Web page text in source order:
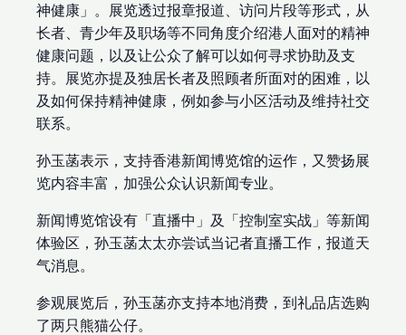
神健康」。展览透过报章报道、访问片段等形式，从
长者、青少年及职场等不同角度介绍港人面对的精神
健康问题，以及让公众了解可以如何寻求协助及支
持。展览亦提及独居长者及照顾者所面对的困难，以
及如何保持精神健康，例如参与小区活动及维持社交
联系。
孙玉菡表示，支持香港新闻博览馆的运作，又赞扬展
览内容丰富，加强公众认识新闻专业。
新闻博览馆设有「直播中」及「控制室实战」等新闻
体验区，孙玉菡太太亦尝试当记者直播工作，报道天
气消息。
参观展览后，孙玉菡亦支持本地消费，到礼品店选购
了两只熊猫公仔。